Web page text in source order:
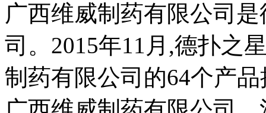
广西维威制药有限公司
司。2015年11月,德扑之
制药有限公司的64个产